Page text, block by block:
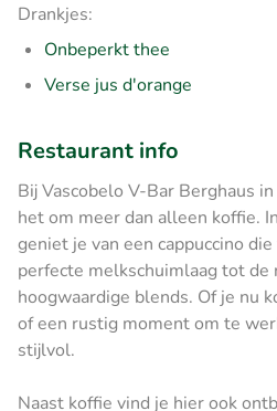
Drankjes:
Onbeperkt thee
Verse jus d'orange
Restaurant info
Bij Vascobelo V-Bar Berghaus
het om meer dan alleen koffie.
geniet je van een cappuccino
perfecte melkschuimlaag tot de
hoogwaardige blends. Of je nu
of een rustig moment om te
stijlvol.
Naast koffie vind je hier ook